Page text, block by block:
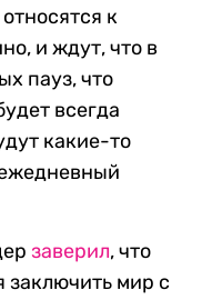
к
и ждут, что в
пауз, что
всегда
какие-то
заверил, что
заключить мир с